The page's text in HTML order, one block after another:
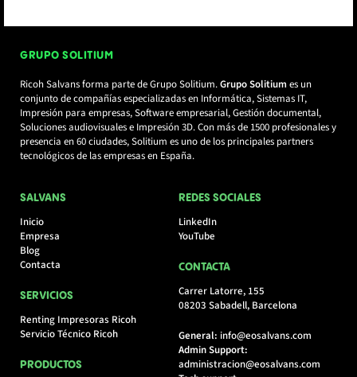
GRUPO SOLITIUM
Ricoh Salvans forma parte de Grupo Solitium.Grupo Solitium es un
conjunto de compañías especializadas en Informática, Sistemas IT,
Impresión para empresas, Software empresarial, Gestión documental,
Soluciones audiovisuales e Impresión 3D. Con más de 1500 profesionales y
presencia en 60 ciudades, Solitium es uno de los principales partners
tecnológicos de las empresas en España.
SALVANS
Inicio
Empresa
Blog
Contacta
SERVICIOS
Renting Impresoras Ricoh
Servicio Técnico Ricoh
PRODUCTOS
REDES SOCIALES
LinkedIn
YouTube
CONTACTA
Carrer Latorre, 155
08203 Sabadell, Barcelona
General: info@eosalvans.com
Admin Support:
administracion@eosalvans.com